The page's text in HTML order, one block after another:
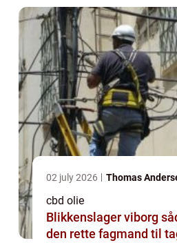
CBD ...
02 july 2026 Thomas
cbd olie
Blikkenslager viborg sådan vælger du
den rette fagmand til